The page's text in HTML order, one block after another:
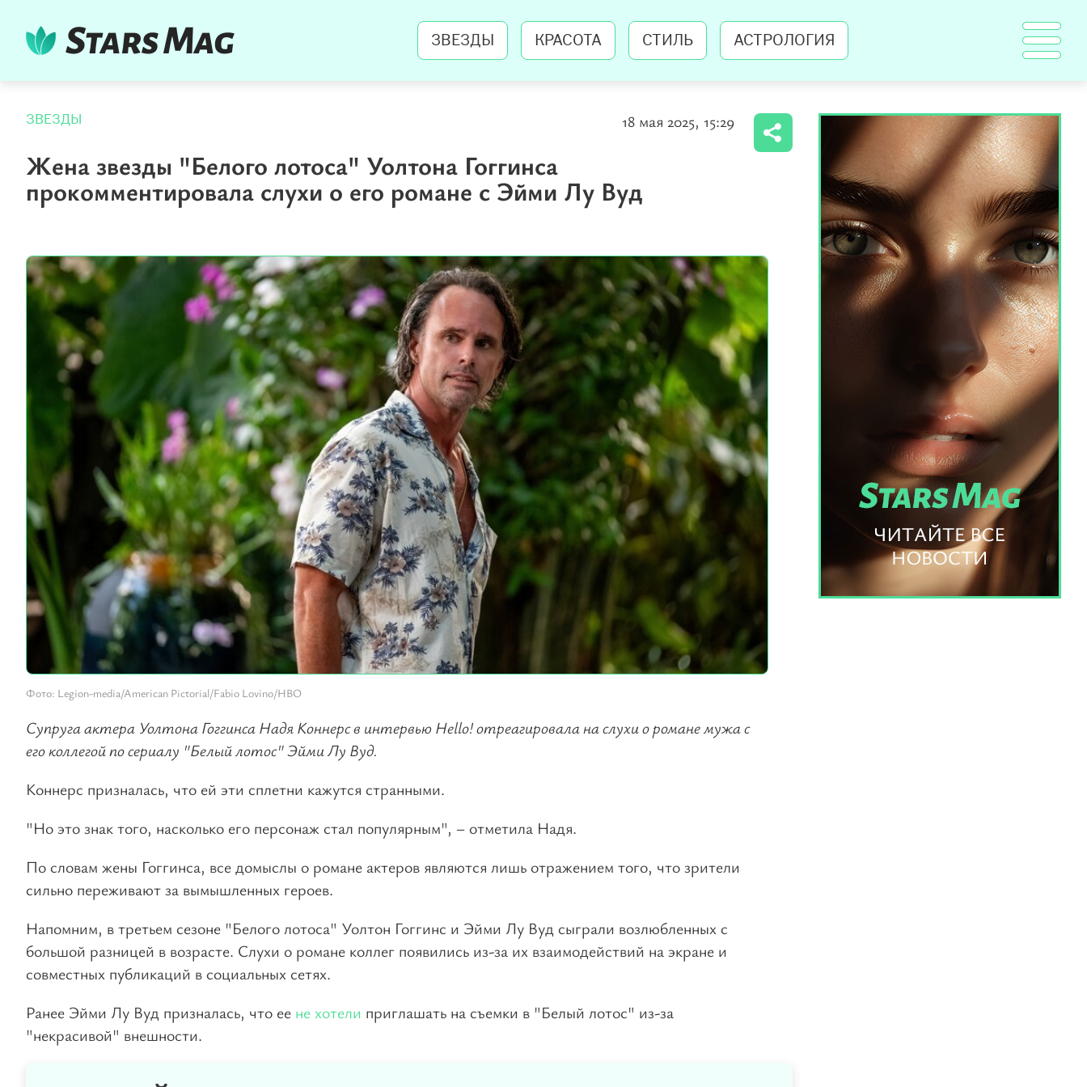
ЗВЕЗДЫ КРАСОТА СТИЛЬ АСТРОЛОГИЯ
ЗВЕЗДЫ 18 мая 2025, 15:29
Жена звезды "Белого лотоса" Уолтона Гоггинса
прокомментировала слухи о его романе с Эйми Лу Вуд
Фото: Legion-media/American Pictorial/Fabio Lovino/HBO
Супруга актера Уолтона Гоггинса Надя Коннерс в интервью Hello! отреагировала на слухи о романе мужа с
его коллегой по сериалу "Белый лотос" Эйми Лу Вуд.
Коннерс призналась, что ей эти сплетни кажутся странными.
"Но это знак того, насколько его персонаж стал популярным", – отметила Надя.
По словам жены Гоггинса, все домыслы о романе актеров являются лишь отражением того, что зрители
сильно переживают за вымышленных героев.
Напомним, в третьем сезоне "Белого лотоса" Уолтон Гоггинс и Эйми Лу Вуд сыграли возлюбленных с
большой разницей в возрасте. Слухи о романе коллег появились из-за их взаимодействий на экране и
совместных публикаций в социальных сетях.
Ранее Эйми Лу Вуд призналась, что ее не хотели приглашать на съемки в "Белый лотос" из-за
"некрасивой" внешности.